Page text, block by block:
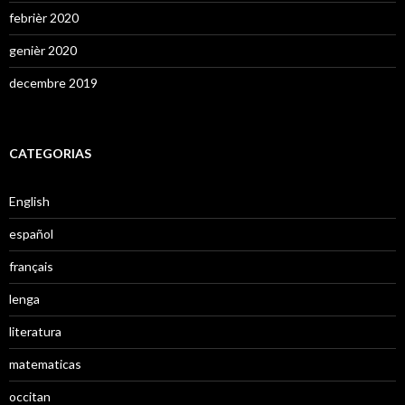
febrièr 2020
genièr 2020
decembre 2019
CATEGORIAS
English
español
français
lenga
literatura
matematicas
occitan